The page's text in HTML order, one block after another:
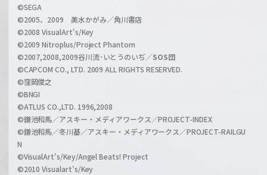
n
l
©SEGA
©2005、2009 美水かがみ／角川書店
©2008 VisualArt's/Key
©2009 Nitroplus/Project Phantom
©2007,2008,2009谷川流･いとうのいぢ／SOS団
©CAPCOM CO., LTD. 2009 ALL RIGHTS RESERVED.
©窪岡俊之
©BNGI
©ATLUS CO.,LTD. 1996,2008
©鎌池和馬／アスキー・メディアワークス／PROJECT-INDEX
©鎌池和馬／冬川基／アスキー・メディアワークス／PROJECT-RAILGU
N
©VisualArt's/Key/Angel Beats! Project
©2010 Visualart's/Key